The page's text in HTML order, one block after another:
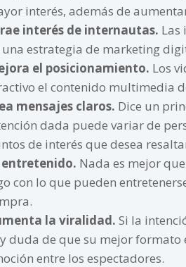
interés, además de
interés de internautas. Las
una estrategia de marketing
el posicionamiento. Los
el contenido multimedia
mensajes claros. Dice un
dada puede variar de
de interés que desea
entretenido. Nada es mejor
con lo que pueden
la viralidad. Si la
duda de que su mejor
entre los espectadores.